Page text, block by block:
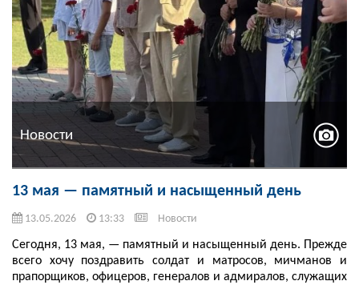
Новости
13 мая — памятный и насыщенный день
13.05.2026 13:33 Новости
Сегодня, 13 мая, — памятный и насыщенный день. Прежде
всего хочу поздравить солдат и матросов, мичманов и
прапорщиков, офицеров, генералов и адмиралов, служащих